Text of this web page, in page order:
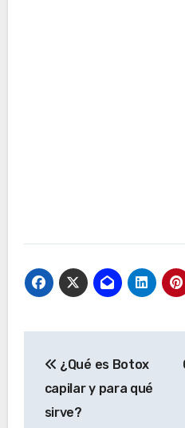
de
entradas
¿Qué es Botox
capilar y para qué
sirve?